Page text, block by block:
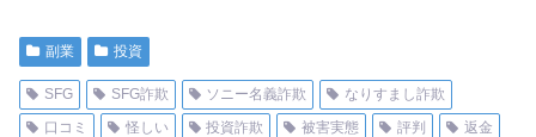
副業 投資
SFG SFG詐欺 ソニー名義詐欺
なりすまし詐欺
口コミ
怪しい 投資詐欺 被害実態 評判 返金